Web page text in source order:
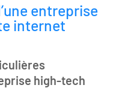
entreprise
internet
high-tech